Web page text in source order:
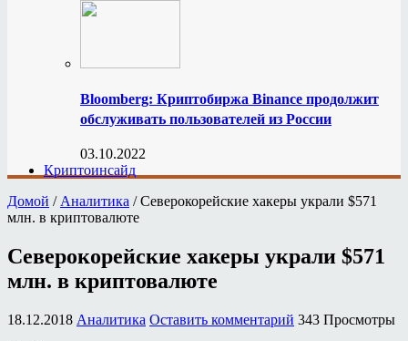
Bloomberg: Криптобиржа Binance продолжит
обслуживать пользователей из России
03.10.2022
Криптоинсайд
Домой / Аналитика / Северокорейские хакеры украли $571
млн. в криптовалюте
Северокорейские хакеры украли $571
млн. в криптовалюте
18.12.2018 Аналитика Оставить комментарий 343 Просмотры